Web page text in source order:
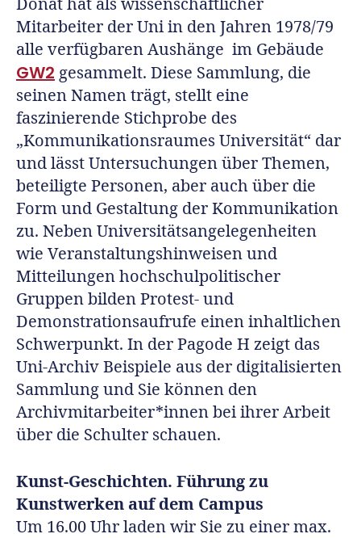
Donat hat als wissenschaftlicher
Mitarbeiter der Uni in den Jahren 1978/79
alle verfügbaren Aushänge im Gebäude
GW2 gesammelt. Diese Sammlung, die
seinen Namen trägt, stellt eine
faszinierende Stichprobe des
„Kommunikationsraumes Universität“ dar
und lässt Untersuchungen über Themen,
beteiligte Personen, aber auch über die
Form und Gestaltung der Kommunikation
zu. Neben Universitätsangelegenheiten
wie Veranstaltungshinweisen und
Mitteilungen hochschulpolitischer
Gruppen bilden Protest- und
Demonstrationsaufrufe einen inhaltlichen
Schwerpunkt. In der Pagode H zeigt das
Uni-Archiv Beispiele aus der digitalisierten
Sammlung und Sie können den
Archivmitarbeiter*innen bei ihrer Arbeit
über die Schulter schauen.
Kunst-Geschichten. Führung zu
Kunstwerken auf dem Campus
Um 16.00 Uhr laden wir Sie zu einer max.